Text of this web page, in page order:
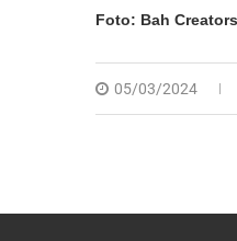
Foto: Bah
05/03/2024